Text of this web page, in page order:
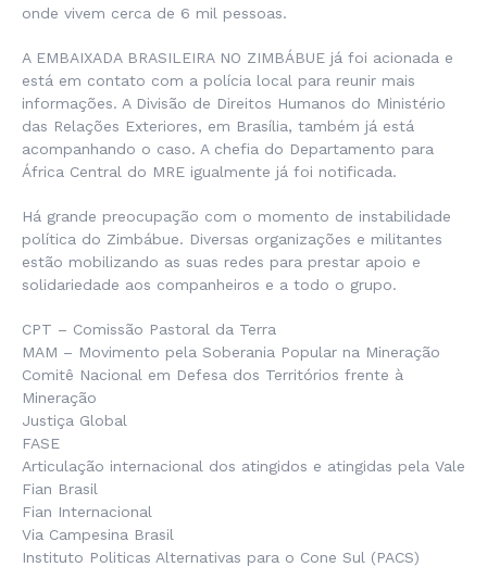
onde vivem cerca de 6 mil pessoas.
A EMBAIXADA BRASILEIRA NO ZIMBÁBUE já foi acionada e
está em contato com a polícia local para reunir mais
informações. A Divisão de Direitos Humanos do Ministério
das Relações Exteriores, em Brasília, também já está
acompanhando o caso. A chefia do Departamento para
África Central do MRE igualmente já foi notificada.
Há grande preocupação com o momento de instabilidade
política do Zimbábue. Diversas organizações e militantes
estão mobilizando as suas redes para prestar apoio e
solidariedade aos companheiros e a todo o grupo.
CPT – Comissão Pastoral da Terra
MAM – Movimento pela Soberania Popular na Mineração
Comitê Nacional em Defesa dos Territórios frente à
Mineração
Justiça Global
FASE
Articulação internacional dos atingidos e atingidas pela Vale
Fian Brasil
Fian Internacional
Via Campesina Brasil
Instituto Politicas Alternativas para o Cone Sul (PACS)